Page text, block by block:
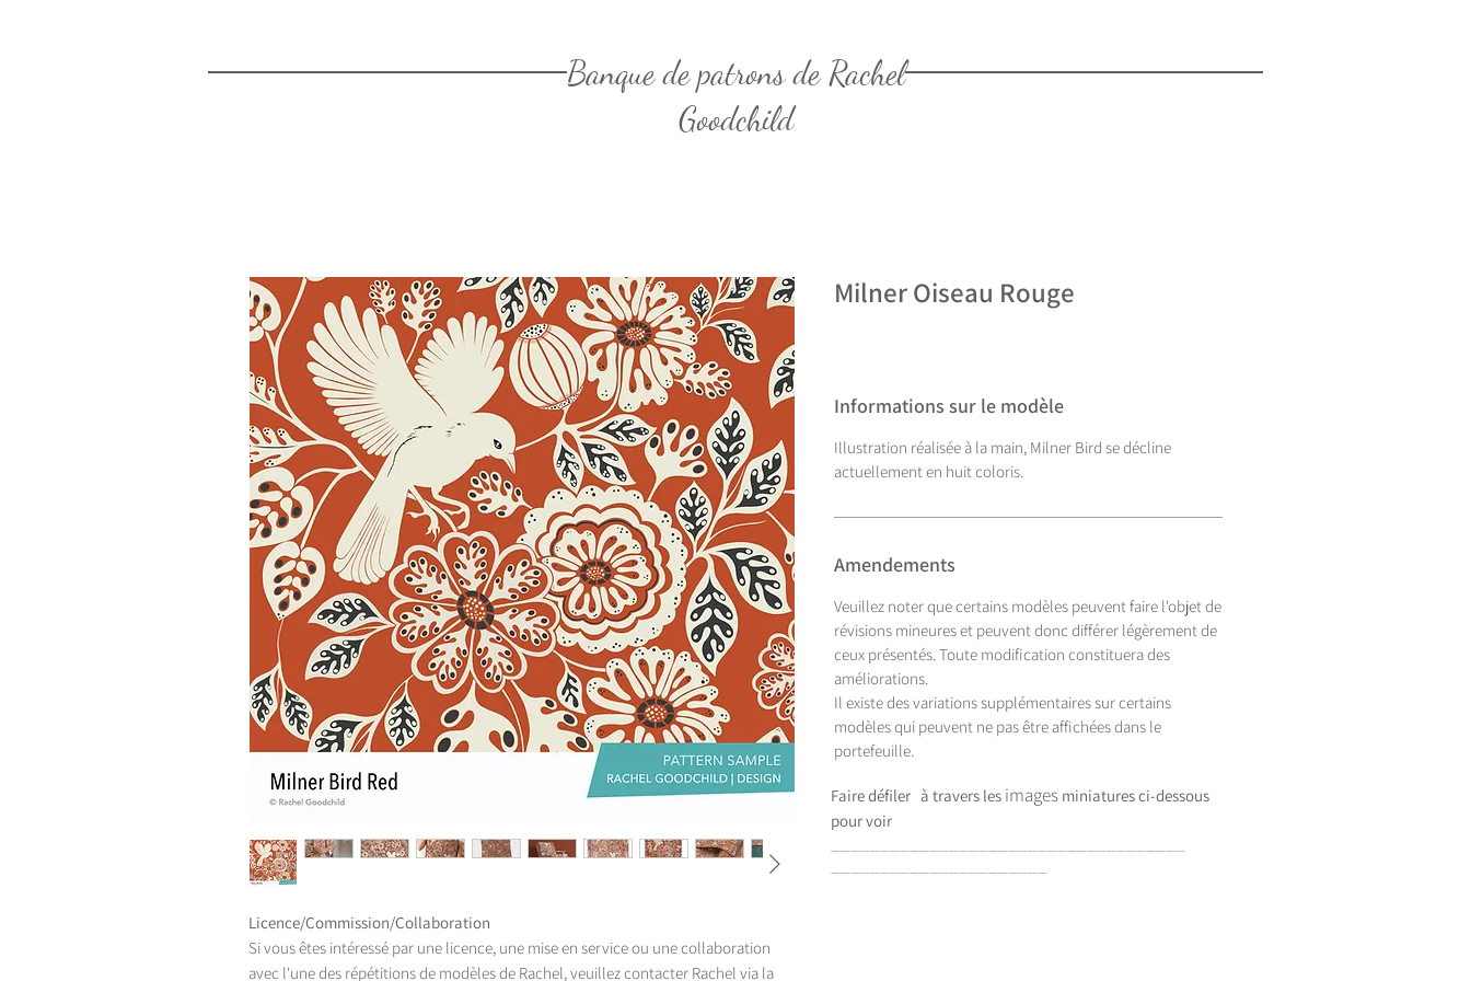
Banque de patrons de Rachel
Goodchild
Licence/Commission/Collaboration
Si vous êtes intéressé par une licence, une mise en service ou une collaboration
avec l'une des répétitions de modèles de Rachel, veuillez contacter Rachel via la
Milner Oiseau Rouge
Informations sur le modèle
Illustration réalisée à la main, Milner Bird se décline
actuellement en huit coloris.
Amendements
Veuillez noter que certains modèles peuvent faire l'objet de
révisions mineures et peuvent donc différer légèrement de
ceux présentés. Toute modification constituera des
améliorations.
Il existe des variations supplémentaires sur certains
modèles qui peuvent ne pas être affichées dans le
portefeuille.
Faire défiler à travers les images miniaturesci-dessous
pour voir